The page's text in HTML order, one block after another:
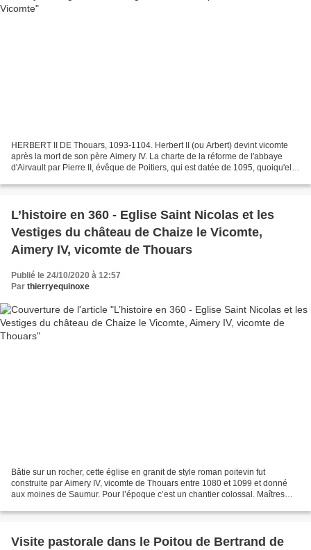
HERBERT II DE Thouars, 1093-1104. Herbert II (ou Arbert) devint vicomte
après la mort de son père Aimery IV. La charte de la réforme de l'abbaye
d'Airvault par Pierre II, évêque de Poitiers, qui est datée de 1095, quoiqu'elle
L’histoire en 360 - Eglise Saint Nicolas et les
Vestiges du château de Chaize le Vicomte,
Aimery IV, vicomte de Thouars
Publié le 24/10/2020 à 12:57
Par thierryequinoxe
Bâtie sur un rocher, cette église en granit de style roman poitevin fut
construite par Aimery IV, vicomte de Thouars entre 1080 et 1099 et donné
aux moines de Saumur. Pour l’époque c’est un chantier colossal. Maîtres
Visite pastorale dans le Poitou de Bertrand de